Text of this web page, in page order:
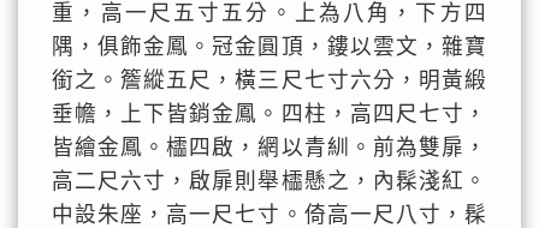
重，高一尺五寸五分。上為八角，下方四
隅，俱飾金鳳。冠金圓頂，鏤以雲文，雜寶
銜之。簷縱五尺，橫三尺七寸六分，明黃緞
垂幨，上下皆銷金鳳。四柱，高四尺七寸，
皆繪金鳳。櫺四啟，網以青紃。前為雙扉，
高二尺六寸，啟扉則舉櫺懸之，內髹淺紅。
中設朱座，高一尺七寸。倚高一尺八寸，髹